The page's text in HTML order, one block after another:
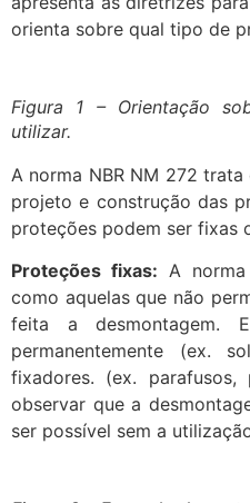
orienta sobre qual tipo de
Figura 1 – Orientação
utilizar.
A norma NBR NM 272
projeto e construção das
proteções podem ser fixas
Proteções fixas: A
como aquelas que não
feita a desmontagem.
permanentemente (ex.
fixadores. (ex.
observar que a
ser possível sem a